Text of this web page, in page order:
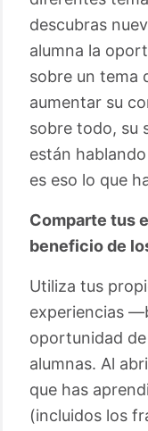
descubras
alumna la
sobre un tema
aumentar su
sobre todo, su
están
es eso lo que
Comparte tus
beneficio de
Utiliza tus
experiencias
oportunidad
alumnas. Al
que has
(incluidos los